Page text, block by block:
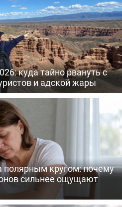
куда тайно рвануть с
и адской жары
кругом: почему
сильнее ощущают